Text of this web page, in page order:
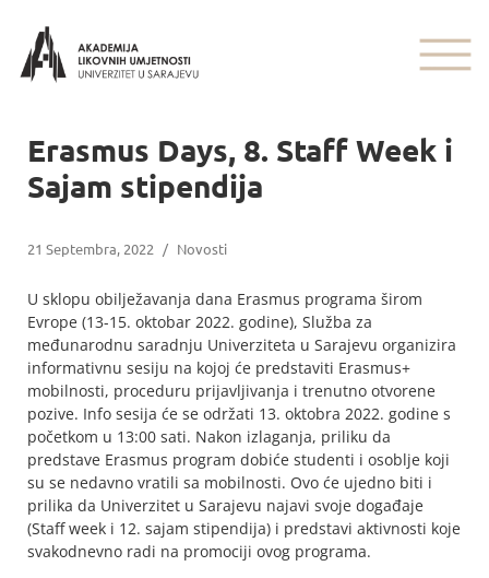
Erasmus Days, 8. Staff Week i
Sajam stipendija
21 Septembra, 2022 / Novosti
U sklopu obilježavanja dana Erasmus programa širom
Evrope (13-15. oktobar 2022. godine), Služba za
međunarodnu saradnju Univerziteta u Sarajevu organizira
informativnu sesiju na kojoj će predstaviti Erasmus+
mobilnosti, proceduru prijavljivanja i trenutno otvorene
pozive. Info sesija će se održati 13. oktobra 2022. godine s
početkom u 13:00 sati. Nakon izlaganja, priliku da
predstave Erasmus program dobiće studenti i osoblje koji
su se nedavno vratili sa mobilnosti. Ovo će ujedno biti i
prilika da Univerzitet u Sarajevu najavi svoje događaje
(Staff week i 12. sajam stipendija) i predstavi aktivnosti koje
svakodnevno radi na promociji ovog programa.